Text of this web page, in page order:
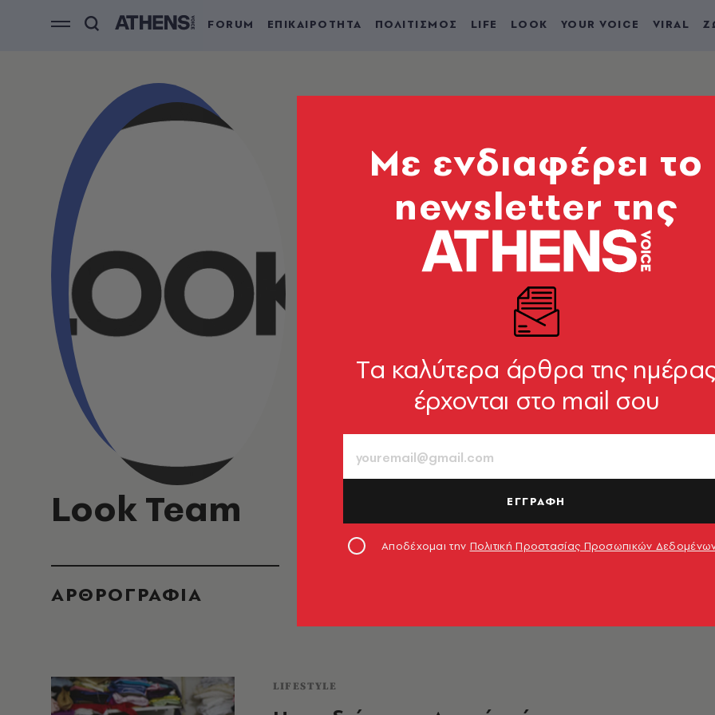
FORUM ΕΠΙΚΑΙΡΟΤΗΤΑ ΠΟΛΙΤΙΣΜΟΣ LIFE LOOK YOUR VOICE VIRAL
Look Team
ΑΡΘΡΟΓΡΑΦΙΑ
LIFESTYLE
Mε ενδιαφέρει το
newsletter της
Tα καλύτερα άρθρα της
έρχονται στο mail σου
ΕΓΓΡΑΦΗ
Αποδέχομαι την Πολιτική Προστασίας Προσωπικών